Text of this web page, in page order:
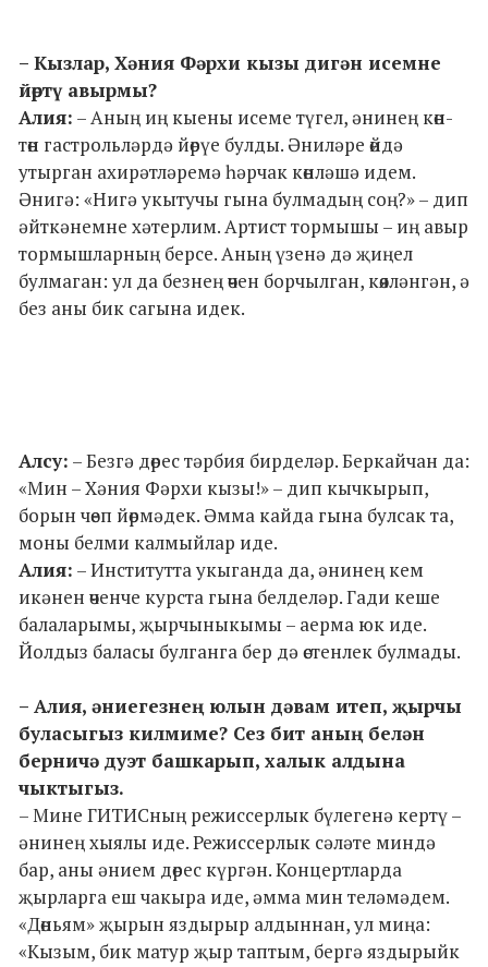
– Кызлар, Хәния Фәрхи кызы дигән исемне
йөртү авырмы?
Алия: – Аның иң кыены исеме түгел, әнинең көн-
төн гастрольләрдә йөрүе булды. Әниләре өйдә
утырган ахирәтләремә һәрчак көнләшә идем.
Әнигә: «Нигә укытучы гына булмадың соң?» – дип
әйткәнемне хәтерлим. Артист тормышы – иң авыр
тормышларның берсе. Аның үзенә дә җиңел
булмаган: ул да безнең өчен борчылган, көяләнгән, ә
без аны бик сагына идек.
Алсу: – Безгә дөрес тәрбия бирделәр. Беркайчан да:
«Мин – Хәния Фәрхи кызы!» – дип кычкырып,
борын чөеп йөрмәдек. Әмма кайда гына булсак та,
моны белми калмыйлар иде.
Алия: – Институтта укыганда да, әнинең кем
икәнен өченче курста гына белделәр. Гади кеше
балаларымы, җырчыныкымы – аерма юк иде.
Йолдыз баласы булганга бер дә өстенлек булмады.
– Алия, әниегезнең юлын дәвам итеп, җырчы
буласыгыз килмиме? Сез бит аның белән
берничә дуэт башкарып, халык алдына
чыктыгыз.
– Мине ГИТИСның режиссерлык бүлегенә кертү –
әнинең хыялы иде. Режиссерлык сәләте миндә
бар, аны әнием дөрес күргән. Концертларда
җырларга еш чакыра иде, әмма мин теләмәдем.
«Дөньям» җырын яздырыр алдыннан, ул миңа:
«Кызым, бик матур җыр таптым, бергә яздырыйк